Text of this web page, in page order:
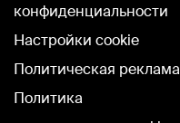
конфиденциальности
Настройки cookie
Политическая реклама
Политика